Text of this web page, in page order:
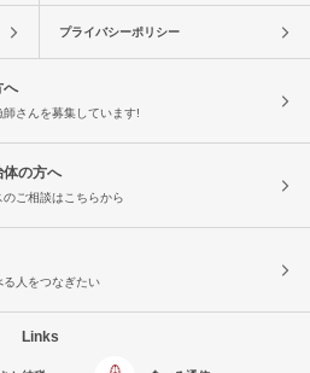
プライバシーポリシー
へ
師さんを募集しています!
体の方へ
のご相談はこちらから
る人をつなぎたい
Links